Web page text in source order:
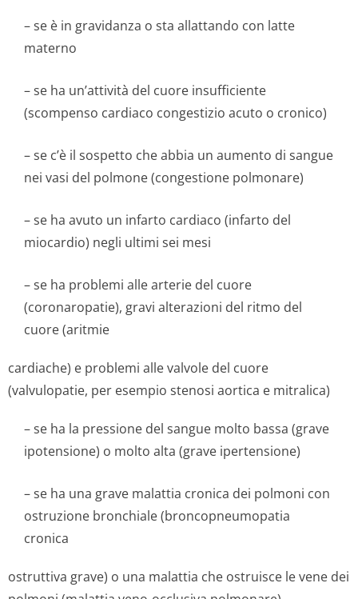
– se è in gravidanza o sta allattando con latte
materno
– se ha un’attività del cuore insufficiente
(scompenso cardiaco congestizio acuto o cronico)
– se c’è il sospetto che abbia un aumento di sangue
nei vasi del polmone (congestione polmonare)
– se ha avuto un infarto cardiaco (infarto del
miocardio) negli ultimi sei mesi
– se ha problemi alle arterie del cuore
(coronaropatie), gravi alterazioni del ritmo del
cuore (aritmie
cardiache) e problemi alle valvole del cuore
(valvulopatie, per esempio stenosi aortica e mitralica)
– se ha la pressione del sangue molto bassa (grave
ipotensione) o molto alta (grave ipertensione)
– se ha una grave malattia cronica dei polmoni con
ostruzione bronchiale (broncopneumopatia
cronica
ostruttiva grave) o una malattia che ostruisce le vene dei